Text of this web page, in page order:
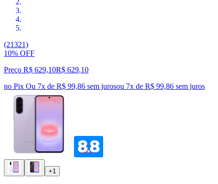
(21321)
10% OFF
Preço R$ 629,10R$ 629,10
no Pix Ou 7x de R$ 99,86 sem jurosou 7x de R$ 99,86 sem juros
+1